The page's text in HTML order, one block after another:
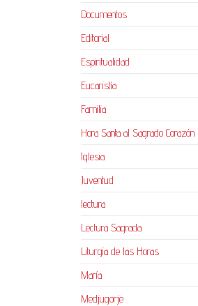
Documentos
Editorial
Espiritualidad
Eucaristía
Familia
Hora Santa al Sagrado Corazón
Iglesia
Juventud
lectura
Lectura Sagrada
Liturgia de las Horas
María
Medjugorje